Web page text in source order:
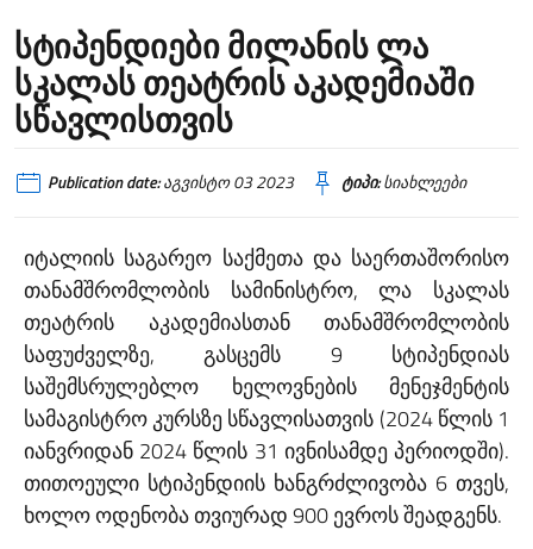
სტიპენდიები მილანის ლა
სკალას თეატრის აკადემიაში
სწავლისთვის
Publication date:აგვისტო 03 2023 ტიპი:სიახლეები
იტალიის საგარეო საქმეთა და საერთაშორისო
თანამშრომლობის სამინისტრო, ლა სკალას
თეატრის აკადემიასთან თანამშრომლობის
საფუძველზე, გასცემს 9 სტიპენდიას
საშემსრულებლო ხელოვნების მენეჯმენტის
სამაგისტრო კურსზე სწავლისათვის (2024 წლის 1
იანვრიდან 2024 წლის 31 ივნისამდე პერიოდში).
თითოეული სტიპენდიის ხანგრძლივობა 6 თვეს,
ხოლო ოდენობა თვიურად 900 ევროს შეადგენს.